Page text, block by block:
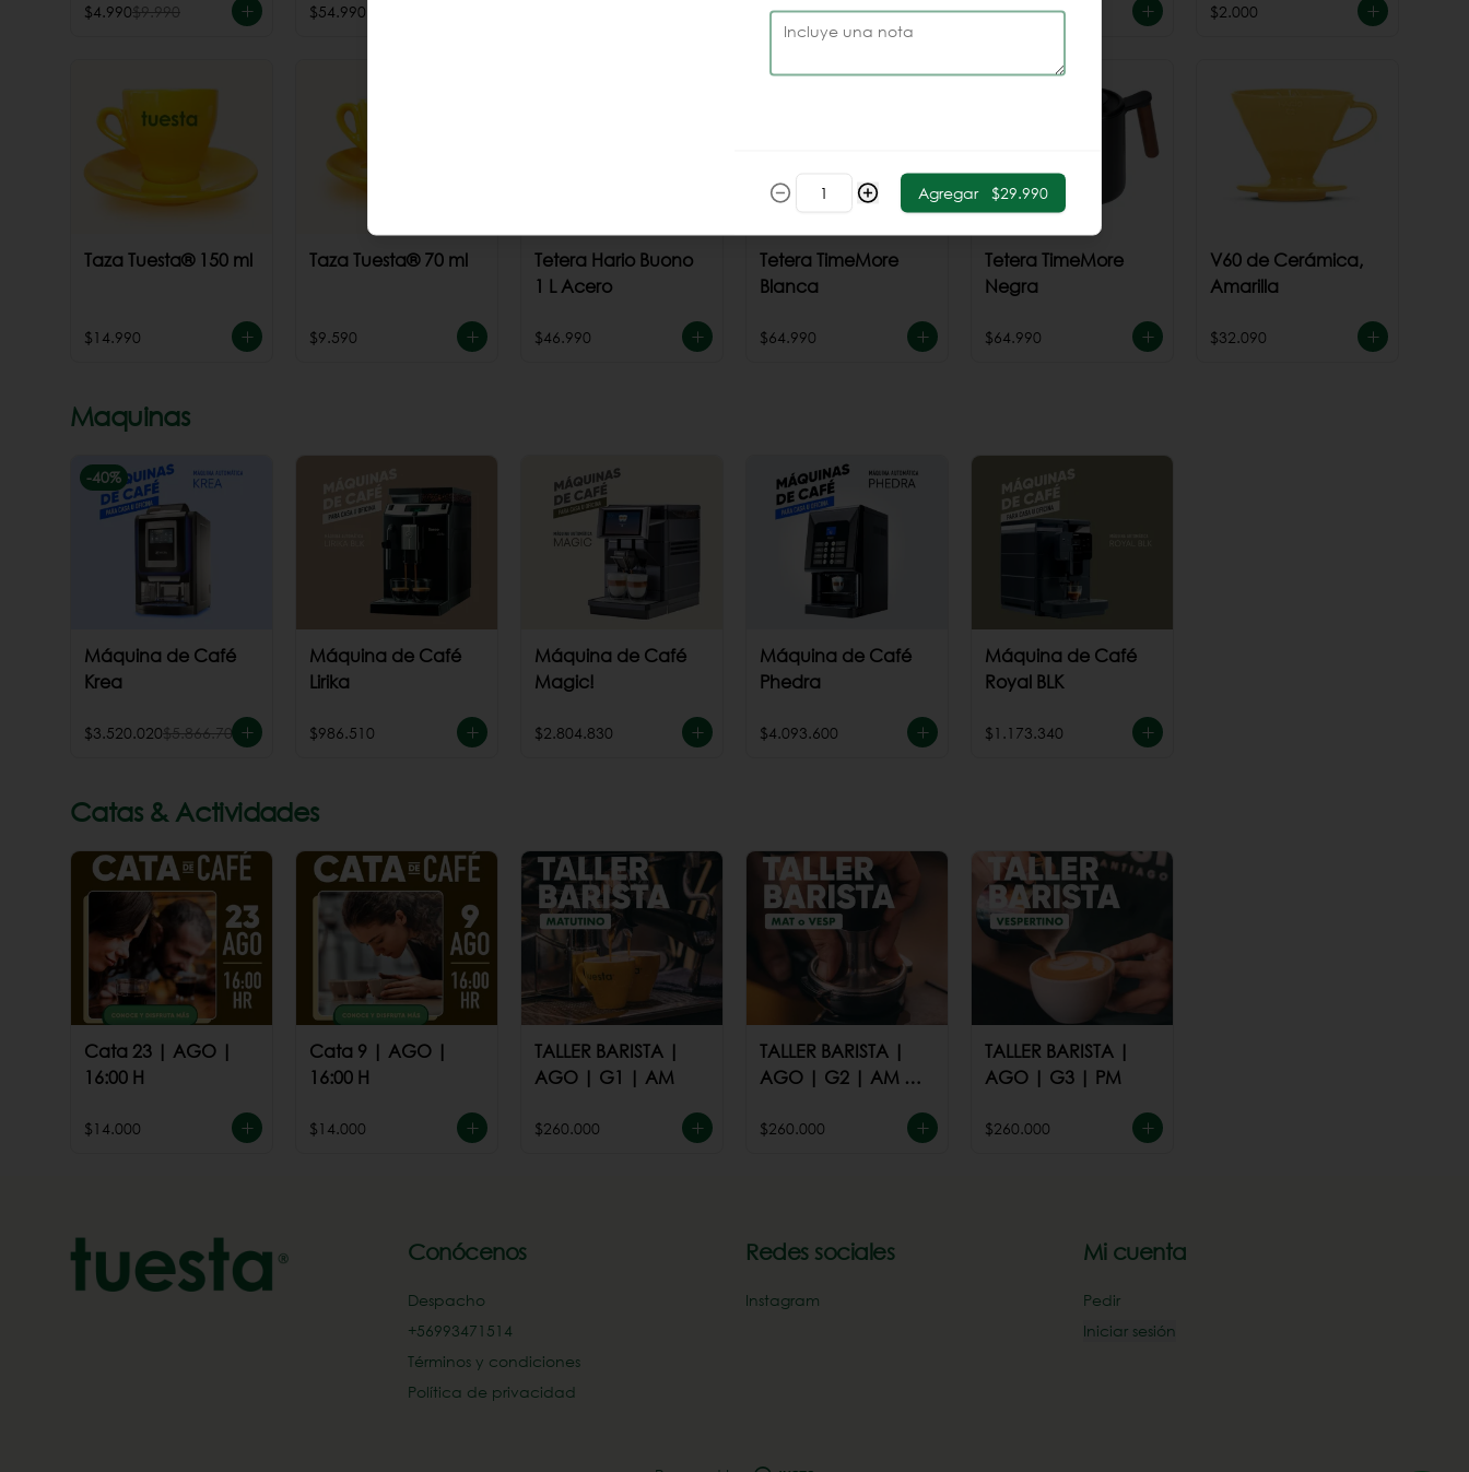
$4.990$9.990 $54.990 $7.990 $44.990 $2.000
Taza Tuesta® 150 ml
$14.990
Taza Tuesta® 70 ml
$9.590
Tetera Hario Buono
1 L Acero
$46.990
Tetera TimeMore
Blanca
$64.990
Tetera TimeMore
Negra
$64.990
V60 de Cerámica,
Amarilla
$32.090
Maquinas
-40%
Máquina de Café
Krea
$3.520.020$5.866.700
Máquina de Café
Lirika
$986.510
Máquina de Café
Magic!
$2.804.830
Máquina de Café
Phedra
$4.093.600
Máquina de Café
Royal BLK
$1.173.340
Catas & Actividades
Cata 23 | AGO |
16:00 H
$14.000
Cata 9 | AGO |
16:00 H
$14.000
TALLER BARISTA |
AGO | G1 | AM
$260.000
TALLER BARISTA |
AGO | G2 | AM ó
$260.000
TALLER BARISTA |
AGO | G3 | PM
$260.000
Conócenos
Despacho
+56993471514‬
Términos y condiciones
Política de privacidad
Redes sociales
Instagram
Mi cuenta
Pedir
Iniciar sesión
Agregar $29.990